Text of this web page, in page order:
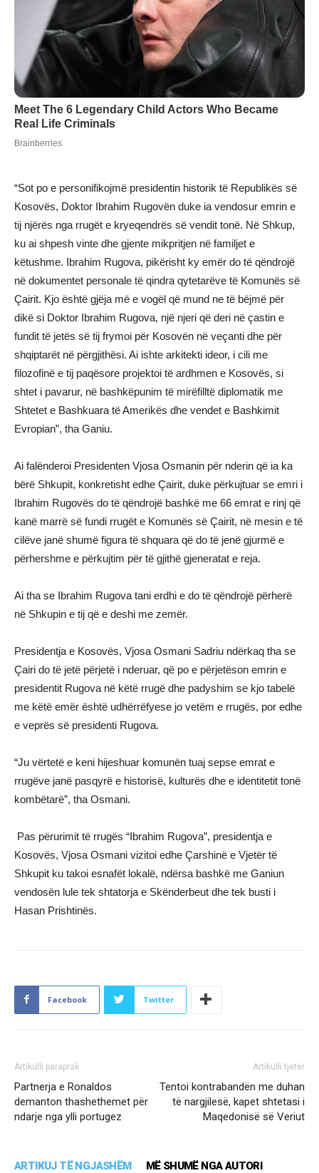
“Sot po e personifikojmë presidentin historik të Republikës së
Kosovës, Doktor Ibrahim Rugovën duke ia vendosur emrin e
tij njërës nga rrugët e kryeqendrës së vendit tonë. Në Shkup,
ku ai shpesh vinte dhe gjente mikpritjen në familjet e
këtushme. Ibrahim Rugova, pikërisht ky emër do të qëndrojë
në dokumentet personale të qindra qytetarëve të Komunës së
Çairit. Kjo është gjëja më e vogël që mund ne të bëjmë për
dikë si Doktor Ibrahim Rugova, një njeri që deri në çastin e
fundit të jetës së tij frymoi për Kosovën në veçanti dhe për
shqiptarët në përgjithësi. Ai ishte arkitekti ideor, i cili me
filozofinë e tij paqësore projektoi të ardhmen e Kosovës, si
shtet i pavarur, në bashkëpunim të mirëfilltë diplomatik me
Shtetet e Bashkuara të Amerikës dhe vendet e Bashkimit
Evropian”, tha Ganiu.
Ai falënderoi Presidenten Vjosa Osmanin për nderin që ia ka
bërë Shkupit, konkretisht edhe Çairit, duke përkujtuar se emri i
Ibrahim Rugovës do të qëndrojë bashkë me 66 emrat e rinj që
kanë marrë së fundi rrugët e Komunës së Çairit, në mesin e të
cilëve janë shumë figura të shquara që do të jenë gjurmë e
përhershme e përkujtim për të gjithë gjeneratat e reja.
Ai tha se Ibrahim Rugova tani erdhi e do të qëndrojë përherë
në Shkupin e tij që e deshi me zemër.
Presidentja e Kosovës, Vjosa Osmani Sadriu ndërkaq tha se
Çairi do të jetë përjetë i nderuar, që po e përjetëson emrin e
presidentit Rugova në këtë rrugë dhe padyshim se kjo tabelë
me këtë emër është udhërrëfyese jo vetëm e rrugës, por edhe
e veprës së presidenti Rugova.
“Ju vërtetë e keni hijeshuar komunën tuaj sepse emrat e
rrugëve janë pasqyrë e historisë, kulturës dhe e identitetit tonë
kombëtarë”, tha Osmani.
Pas përurimit të rrugës “Ibrahim Rugova”, presidentja e
Kosovës, Vjosa Osmani vizitoi edhe Çarshinë e Vjetër të
Shkupit ku takoi esnafët lokalë, ndërsa bashkë me Ganiun
vendosën lule tek shtatorja e Skënderbeut dhe tek busti i
Hasan Prishtinës.
Facebook Twitter
Artikulli paraprak
Partnerja e Ronaldos
demanton thashethemet për
ndarje nga ylli portugez
Artikulli tjetër
Tentoi kontrabandën me duhan
të nargjilesë, kapet shtetasi i
Maqedonisë së Veriut
ARTIKUJ TË NGJASHËM MË SHUMË NGA AUTORI